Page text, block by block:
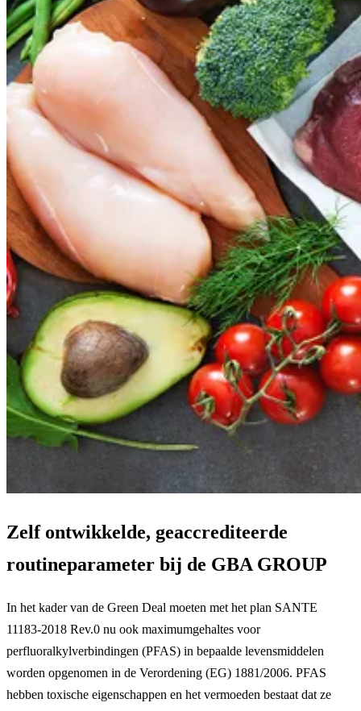
Zelf ontwikkelde, geaccrediteerde
routineparameter bij de GBA GROUP
In het kader van de Green Deal moeten met het plan SANTE
11183-2018 Rev.0 nu ook maximumgehaltes voor
perfluoralkylverbindingen (PFAS) in bepaalde levensmiddelen
worden opgenomen in de Verordening (EG) 1881/2006. PFAS
hebben toxische eigenschappen en het vermoeden bestaat dat ze